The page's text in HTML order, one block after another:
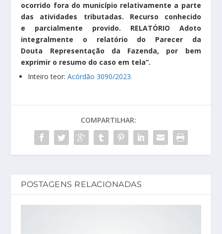
ocorrido fora do município relativamente a parte
das atividades tributadas. Recurso conhecido
e parcialmente provido. RELATÓRIO Adoto
integralmente o relatório do Parecer da
Douta Representação da Fazenda, por bem
exprimir o resumo do caso em tela”.
Inteiro teor:Acórdão 3090/2023.
COMPARTILHAR:
POSTAGENS RELACIONADAS